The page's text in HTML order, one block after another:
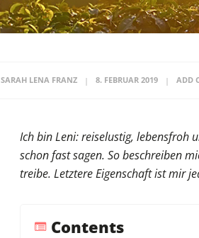
SARAH LENA FRANZ 8. FEBRUAR 2019 ADD
Ich bin Leni: reiselustig, lebensfroh
schon fast sagen. So beschreiben
treibe. Letztere Eigenschaft ist mir
Contents